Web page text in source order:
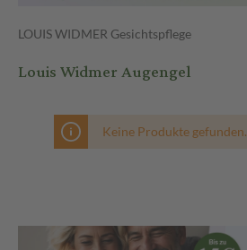
LOUIS WIDMER Gesichtspflege
Louis Widmer Augengel
Keine Produkte gefunden.